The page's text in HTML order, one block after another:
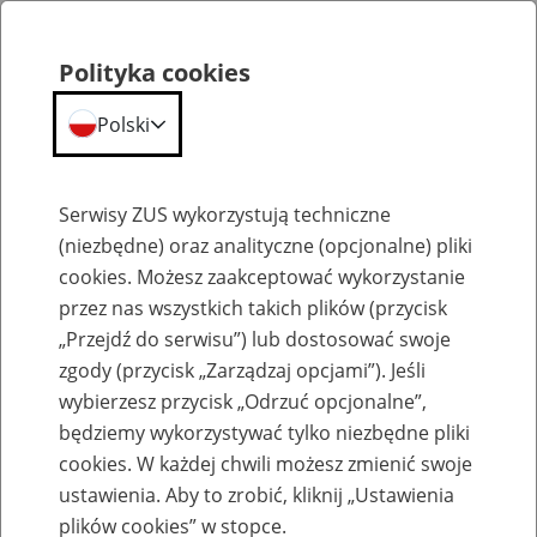
Emerytury
Baza zlikwidowanych lub
przekształconych zakładów pracy
Polityka cookies
Polski
Serwisy ZUS wykorzystują techniczne
(niezbędne) oraz analityczne (opcjonalne) pliki
cookies. Możesz zaakceptować wykorzystanie
przez nas wszystkich takich plików (przycisk
„Przejdź do serwisu”) lub dostosować swoje
zgody (przycisk „Zarządzaj opcjami”). Jeśli
wybierzesz przycisk „Odrzuć opcjonalne”,
będziemy wykorzystywać tylko niezbędne pliki
cookies. W każdej chwili możesz zmienić swoje
ustawienia. Aby to zrobić, kliknij „Ustawienia
plików cookies” w stopce.